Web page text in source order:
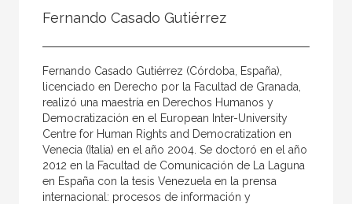
Coordinador
Editor
Editora
Escritor
Escritora
Fernando Casado Gutiérrez
Fernando Casado Gutiérrez (Córdoba, España),
licenciado en Derecho por la Facultad de Granada,
realizó una maestría en Derechos Humanos y
Democratización en el European Inter-University
Centre for Human Rights and Democratization en
Venecia (Italia) en el año 2004. Se doctoró en el año
2012 en la Facultad de Comunicación de La Laguna
en España con la tesis Venezuela en la prensa
internacional: procesos de información y